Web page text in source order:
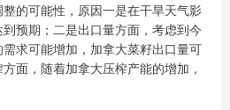
的可能性，原因一是在干旱天气影
预期；二是出口量方面，考虑到今
求可能增加，加拿大菜籽出口量可
面，随着加拿大压榨产能的增加，